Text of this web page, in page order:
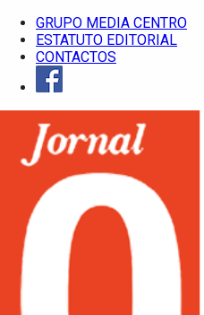
GRUPO MEDIA CENTRO
ESTATUTO EDITORIAL
CONTACTOS